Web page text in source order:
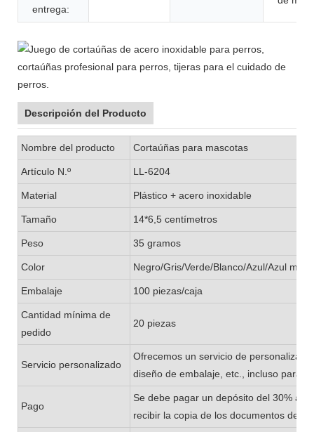
entrega:
Descripción del Producto
Nombre del producto Cortaúñas para mascotas
Artículo N.º LL-6204
Material Plástico + acero inoxidable
Tamaño 14*6,5 centímetros
Peso 35 gramos
Color Negro/Gris/Verde/Blanco/Azul/Azul
Embalaje 100 piezas/caja
Cantidad mínima de
pedido
20 piezas
Servicio personalizado
Ofrecemos un servicio de
diseño de embalaje, etc., incluso para
Pago
Se debe pagar un depósito del 30%
recibir la copia de los documentos de